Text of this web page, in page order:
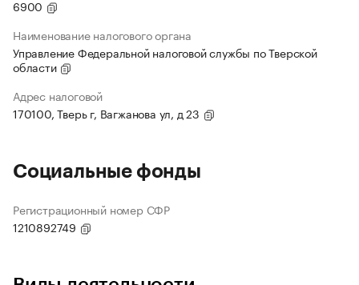
6900
Наименование налогового органа
Управление Федеральной налоговой службы по Тверской
области
Адрес налоговой
170100, Тверь г, Вагжанова ул, д 23
Социальные фонды
Регистрационный номер СФР
1210892749